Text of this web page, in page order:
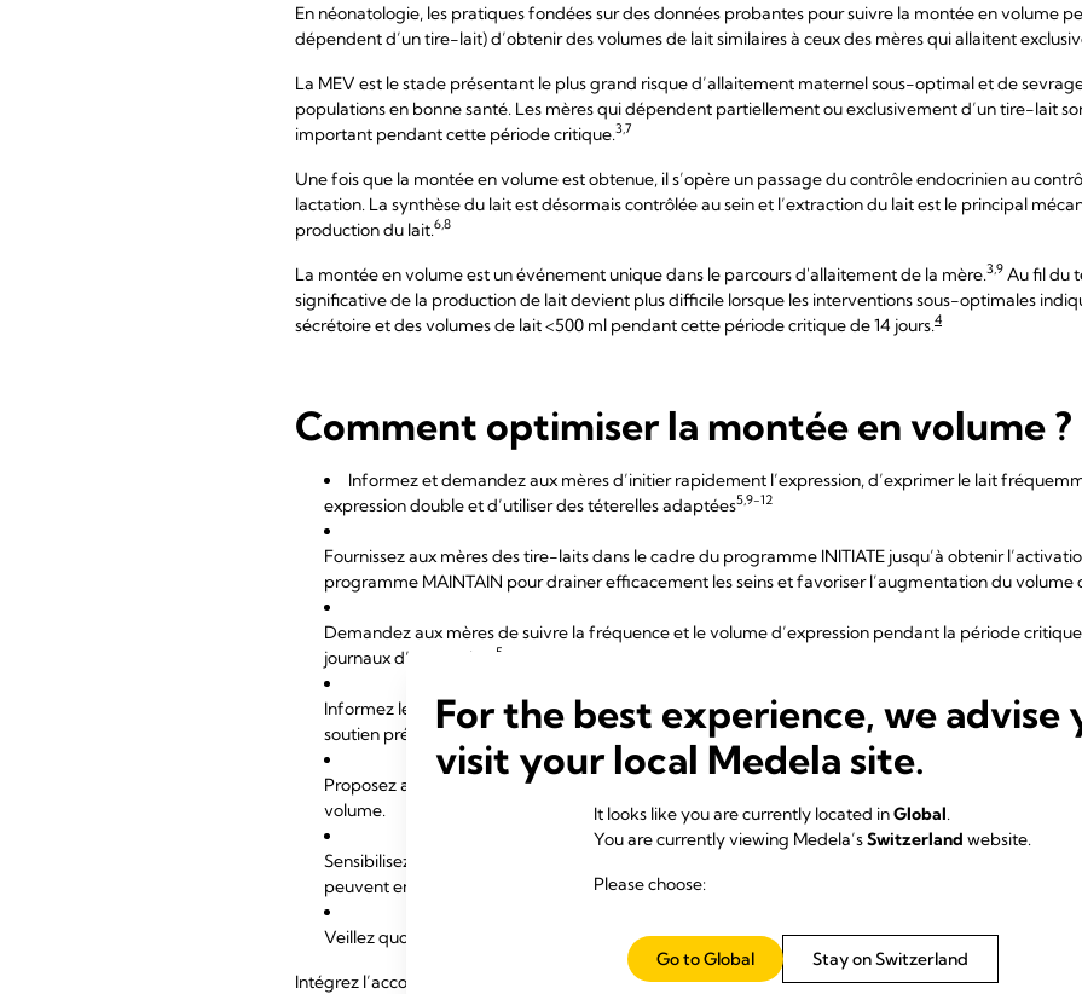
En néonatologie, les pratiques fondées sur des données probantes pour suivre la montée en volume
dépendent d’un tire-lait) d’obtenir des volumes de lait similaires à ceux des mères qui allaitent
La MEV est le stade présentant le plus grand risque d’allaitement maternel sous-optimal et de
populations en bonne santé. Les mères qui dépendent partiellement ou exclusivement d’un tire-lait
important pendant cette période critique.3,7
Une fois que la montée en volume est obtenue, il s’opère un passage du contrôle endocrinien au
lactation. La synthèse du lait est désormais contrôlée au sein et l’extraction du lait est le principal
production du lait.6,8
La montée en volume est un événement unique dans le parcours d'allaitement de la mère.3,9 Au fil du
significative de la production de lait devient plus difficile lorsque les interventions sous-optimales
sécrétoire et des volumes de lait <500 ml pendant cette période critique de 14 jours.4
Comment optimiser la montée en volume ?
Informez et demandez aux mères d’initier rapidement l’expression, d’exprimer le lait
expression double et d’utiliser des téterelles adaptées5,9-12
Fournissez aux mères des tire-laits dans le cadre du programme INITIATE jusqu’à obtenir
programme MAINTAIN pour drainer efficacement les seins et favoriser l’augmentation du volume
Demandez aux mères de suivre la fréquence et le volume d’expression pendant la période
journaux d’expression.
5
Informez les mères des objectifs minimaux en matière de montée en volume pour leur permettre
soutien précoce.
Proposez au personnel une formation régulière sur les bonnes pratiques en matière d'allaitement
volume.
Sensibilisez le personnel et informez les mères sur le fait que la montée en volume et
peuvent entraîner des volumes de lait supérieurs aux besoins réels du nourrisson.
Veillez quotidiennement à l’examen des journaux d’expression.5,10,13
Intégrez l’accompagnement par un spécialiste de l'allaitement si les mères n’expriment pas ≥ 500 ml
For the best experience, we advise
visit your local Medela site.
It looks like you are currently located inGlobal.
You are currently viewing Medela’sSwitzerland website.
Please choose:
Stay on Switzerland
Go to Global